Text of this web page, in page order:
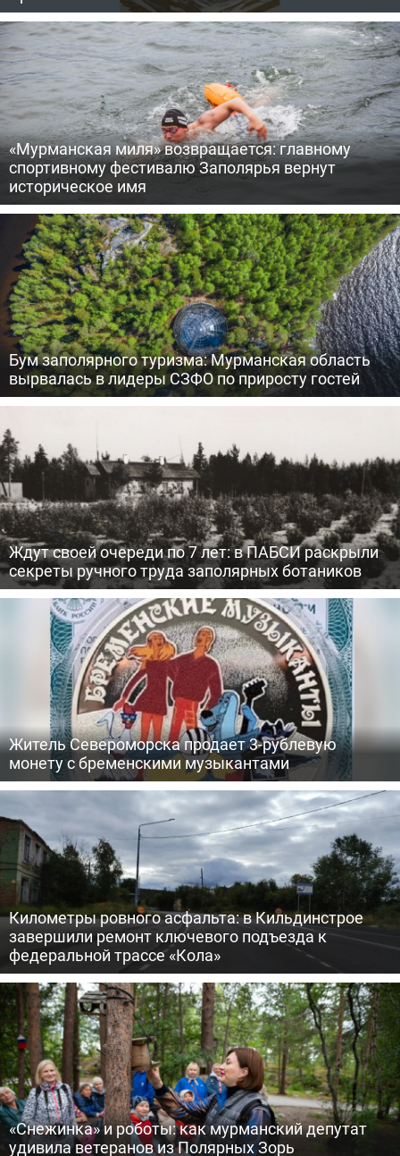
«Мурманская миля» возвращается: главному
спортивному фестивалю Заполярья вернут
историческое имя
Бум заполярного туризма: Мурманская область
вырвалась в лидеры СЗФО по приросту гостей
Ждут своей очереди по 7 лет: в ПАБСИ раскрыли
секреты ручного труда заполярных ботаников
Житель Североморска продает 3-рублевую
монету с бременскими музыкантами
Километры ровного асфальта: в Кильдинстрое
завершили ремонт ключевого подъезда к
федеральной трассе «Кола»
«Снежинка» и роботы: как мурманский депутат
удивила ветеранов из Полярных Зорь